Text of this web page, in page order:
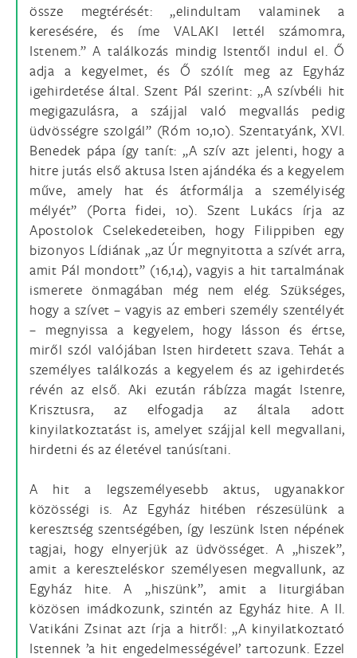
össze megtérését: „elindultam valaminek a
keresésére, és íme VALAKI lettél számomra,
Istenem.” A találkozás mindig Istentől indul el. Ő
adja a kegyelmet, és Ő szólít meg az Egyház
igehirdetése által. Szent Pál szerint: „A szívbéli hit
megigazulásra, a szájjal való megvallás pedig
üdvösségre szolgál” (Róm 10,10). Szentatyánk, XVI.
Benedek pápa így tanít: „A szív azt jelenti, hogy a
hitre jutás első aktusa Isten ajándéka és a kegyelem
műve, amely hat és átformálja a személyiség
mélyét” (Porta fidei, 10). Szent Lukács írja az
Apostolok Cselekedeteiben, hogy Filippiben egy
bizonyos Lídiának „az Úr megnyitotta a szívét arra,
amit Pál mondott” (16,14), vagyis a hit tartalmának
ismerete önmagában még nem elég. Szükséges,
hogy a szívet – vagyis az emberi személy szentélyét
– megnyissa a kegyelem, hogy lásson és értse,
miről szól valójában Isten hirdetett szava. Tehát a
személyes találkozás a kegyelem és az igehirdetés
révén az első. Aki ezután rábízza magát Istenre,
Krisztusra, az elfogadja az általa adott
kinyilatkoztatást is, amelyet szájjal kell megvallani,
hirdetni és az életével tanúsítani.
A hit a legszemélyesebb aktus, ugyanakkor
közösségi is. Az Egyház hitében részesülünk a
keresztség szentségében, így leszünk Isten népének
tagjai, hogy elnyerjük az üdvösséget. A „hiszek”,
amit a kereszteléskor személyesen megvallunk, az
Egyház hite. A „hiszünk”, amit a liturgiában
közösen imádkozunk, szintén az Egyház hite. A II.
Vatikáni Zsinat azt írja a hitről: „A kinyilatkoztató
Istennek ’a hit engedelmességével’ tartozunk. Ezzel